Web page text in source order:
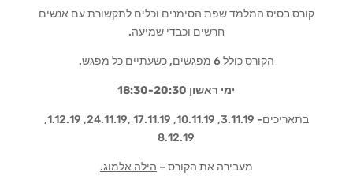
קורס בסיס המלמד שפת הסימנים וכלים לתקשורת עם אנשים
חרשים וכבדי שמיעה.
הקורס כולל 6 מפגשים, כשעתיים כל מפגש.
ימי ראשון 18:30-20:30
בתאריכים- 3.11.19, 10.11.19, 17.11.19 ,24.11.19, 1.12.19,
8.12.19
מעבירה את הקורס – הילה אלמוג.